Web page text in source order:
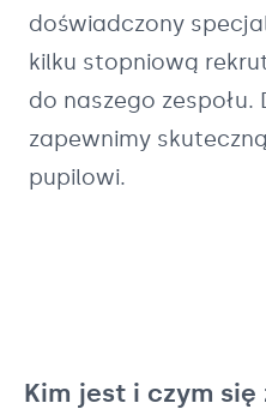
doświadczony
kilku stopniową
do naszego zespołu.
zapewnimy
pupilowi.
Kim jest i czym się